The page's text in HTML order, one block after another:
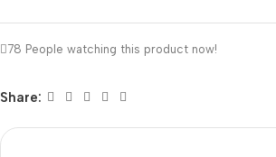
78 People watching this product now!
Share: